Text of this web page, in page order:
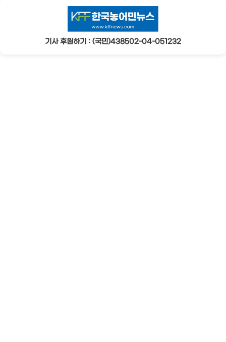
기사 후원하기 : (국민)438502-04-051232